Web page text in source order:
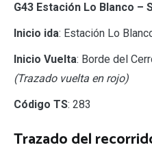
G43 Estación Lo Blanco –
Inicio ida: Estación Lo
Inicio Vuelta: Borde del
(Trazado vuelta en rojo)
Código TS: 283
Trazado del